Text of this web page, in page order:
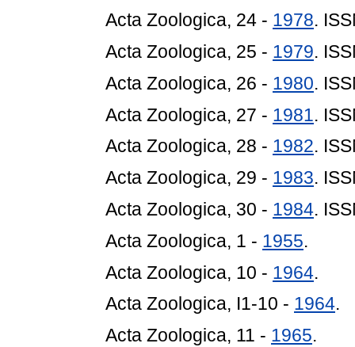
Acta Zoologica, 24 - 1978.
Acta Zoologica, 25 - 1979.
Acta Zoologica, 26 - 1980.
Acta Zoologica, 27 - 1981.
Acta Zoologica, 28 - 1982.
Acta Zoologica, 29 - 1983.
Acta Zoologica, 30 - 1984.
Acta Zoologica, 1 - 1955.
Acta Zoologica, 10 - 1964.
Acta Zoologica, I1-10 - 1964.
Acta Zoologica, 11 - 1965.